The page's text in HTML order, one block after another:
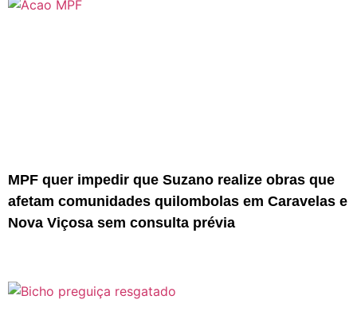
MPF quer impedir que Suzano realize obras que
afetam comunidades quilombolas em Caravelas e
Nova Viçosa sem consulta prévia